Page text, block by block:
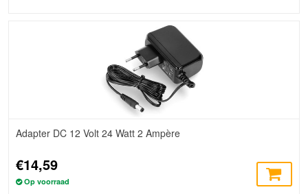
Adapter DC 12 Volt 24 Watt 2 Ampère
€14,59
Op voorraad